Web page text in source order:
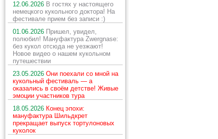
12.06.2026 В гостях у настоящего
немецкого кукольного доктора! На
фестивале прием без записи :)
01.06.2026 Пришел, увидел,
полюбил! Мануфактура Zwergnase:
без кукол отсюда не уезжают!
Новое видео о нашем кукольном
путешествии
23.05.2026 Они поехали со мной на
кукольный фестиваль — а
оказались в своём детстве! Живые
эмоции участников тура
18.05.2026 Конец эпохи:
мануфактура Шильдкрет
прекращает выпуск тортулоновых
куколок